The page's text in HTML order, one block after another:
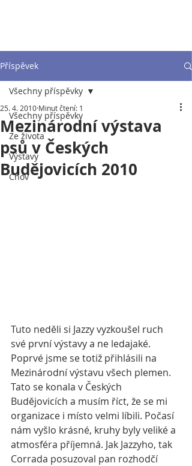
Příspěvek
Všechny příspěvky
Ze života
Výstavy
Chov
Všechny příspěvky
Mezinárodní výstava
psů v Českých
Budějovicích 2010
25. 4. 2010 Minut čtení: 1
Tuto neděli si Jazzy vyzkoušel ruch
své první výstavy a ne ledajaké.
Poprvé jsme se totiž přihlásili na
Mezinárodní výstavu všech plemen.
Tato se konala v Českých
Budějovicích a musím říct, že se mi
organizace i místo velmi líbili. Počasí
nám vyšlo krásné, kruhy byly veliké a
atmosféra příjemná. Jak Jazzyho, tak
Corrada posuzoval pan rozhodčí